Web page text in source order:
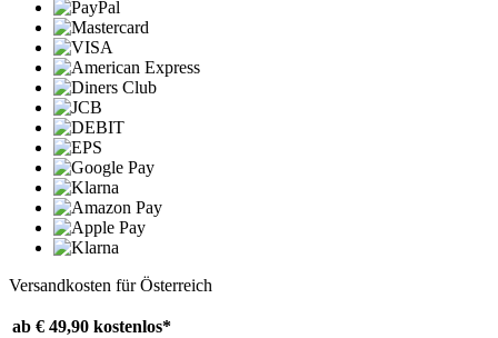
Versandkosten für Österreich
ab € 49,90 kostenlos*